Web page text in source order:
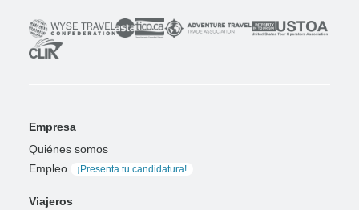
Empresa
Quiénes somos
Empleo
¡Presenta tu candidatura!
Viajeros